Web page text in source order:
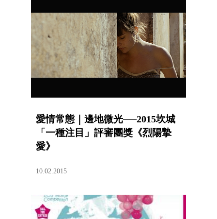
愛情常態｜邊地微光──2015坎城
「一種注目」評審團獎《烈陽摯
愛》
10.02.2015